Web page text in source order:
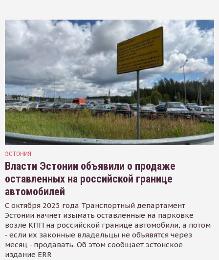
ЭСТОНИЯ
Власти Эстонии объявили о продаже
оставленных на российской границе
автомобилей
С октября 2025 года Транспортный департамент
Эстонии начнет изымать оставленные на парковке
возле КПП на российской границе автомобили, а потом
- если их законные владельцы не объявятся через
месяц - продавать. Об этом сообщает эстонское
издание ERR